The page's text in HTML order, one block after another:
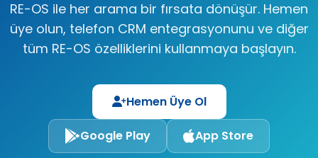
RE-OS ile her arama bir fırsata dönüşür. Hemen
üye olun, telefon CRM entegrasyonunu ve diğer
tüm RE-OS özelliklerini kullanmaya başlayın.
Hemen Üye Ol
Google Play App Store